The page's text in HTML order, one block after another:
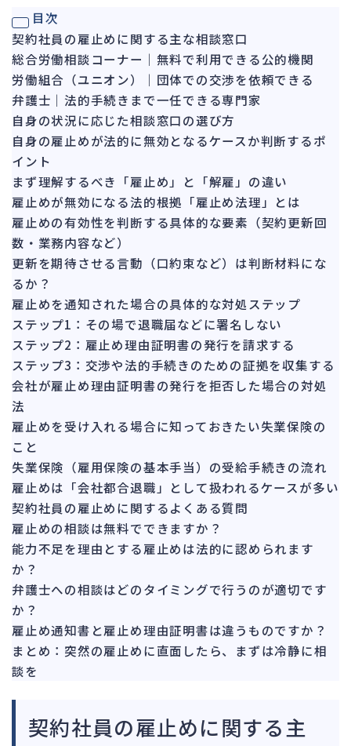
ガバナンス
再建準備 67
人事労務 557
人件費
労働問題 266
労災・ハラスメント
解雇・退職 127
事業運営 374
品質・リコール
情報漏洩・サイバー 257
事業再編
手続 668
法的整理 453
換価・競売 54
目次
契約社員の雇止めに関する主な相談窓口
総合労働相談コーナー｜無料で利用できる公的機関
労働組合（ユニオン）｜団体での交渉を依頼できる
弁護士｜法的手続きまで一任できる専門家
自身の状況に応じた相談窓口の選び方
自身の雇止めが法的に無効となるケースか判断するポ
イント
まず理解するべき「雇止め」と「解雇」の違い
雇止めが無効になる法的根拠「雇止め法理」とは
雇止めの有効性を判断する具体的な要素（契約更新回
数・業務内容など）
更新を期待させる言動（口約束など）は判断材料にな
るか？
雇止めを通知された場合の具体的な対処ステップ
ステップ1：その場で退職届などに署名しない
ステップ2：雇止め理由証明書の発行を請求する
ステップ3：交渉や法的手続きのための証拠を収集する
会社が雇止め理由証明書の発行を拒否した場合の対処
法
雇止めを受け入れる場合に知っておきたい失業保険の
こと
失業保険（雇用保険の基本手当）の受給手続きの流れ
雇止めは「会社都合退職」として扱われるケースが多い
契約社員の雇止めに関するよくある質問
雇止めの相談は無料でできますか？
能力不足を理由とする雇止めは法的に認められます
か？
弁護士への相談はどのタイミングで行うのが適切です
か？
雇止め通知書と雇止め理由証明書は違うものですか？
まとめ：突然の雇止めに直面したら、まずは冷静に相
談を
契約社員の雇止めに関する主